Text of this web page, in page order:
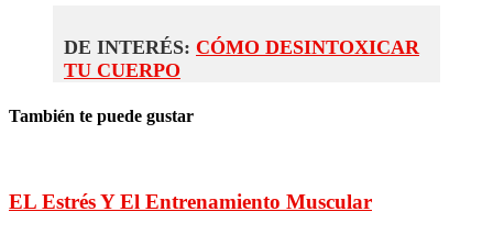
DE INTERÉS: CÓMO DESINTOXICAR
TU CUERPO
También te puede gustar
EL Estrés Y El Entrenamiento Muscular